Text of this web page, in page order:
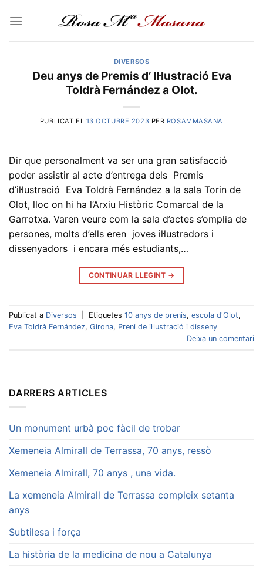
DIVERSOS
Deu anys de Premis d’ Il·lustració Eva
Toldrà Fernández a Olot.
PUBLICAT EL 13 OCTUBRE 2023 PER ROSAMMASANA
Dir que personalment va ser una gran satisfacció
poder assistir al acte d’entrega dels Premis
d’il·lustració Eva Toldrà Fernández a la sala Torin de
Olot, lloc on hi ha l’Arxiu Històric Comarcal de la
Garrotxa. Varen veure com la sala d’actes s’omplia de
persones, molts d’ells eren joves il·lustradors i
dissenyadors i encara més estudiants,…
CONTINUAR LLEGINT →
Publicat a Diversos Etiquetes 10 anys de prenis, escola d'Olot,
Eva Toldrà Fernández, Girona, Preni de il·lustració i disseny
Deixa un comentari
DARRERS ARTICLES
Un monument urbà poc fàcil de trobar
Xemeneia Almirall de Terrassa, 70 anys, ressò
Xemeneia Almirall, 70 anys , una vida.
La xemeneia Almirall de Terrassa compleix setanta
anys
Subtilesa i força
La història de la medicina de nou a Catalunya